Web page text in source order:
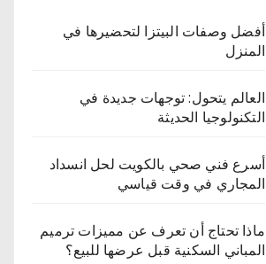
أفضل وصفات البيتزا لتحضيرها في
المنزل
العالم يتحول: توجهات جديدة في
التكنولوجيا الحديثة
أسرع فني صحي بالكويت لحل انسداد
المجاري في وقت قياسي
ماذا تحتاج أن تعرف عن مميزات ترميم
المباني السكنية قبل عرضها للبيع؟